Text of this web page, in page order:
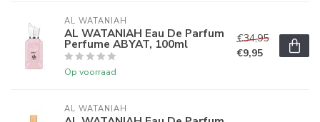
AL WATANIAH
AL WATANIAH Eau De Parfum
Perfume ABYAT, 100ml
Op voorraad
€34,95
€9,95
AL WATANIAH